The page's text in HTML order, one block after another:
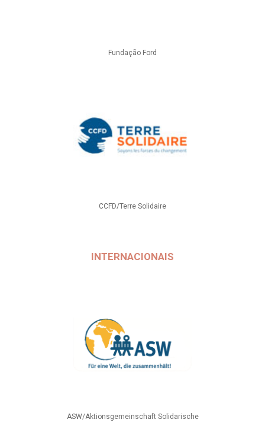
Fundação Ford
CCFD/Terre Solidaire
INTERNACIONAIS
ASW/Aktionsgemeinschaft Solidarische